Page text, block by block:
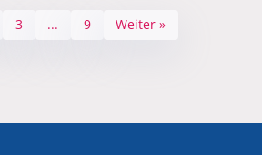
3 ... 9 Weiter »